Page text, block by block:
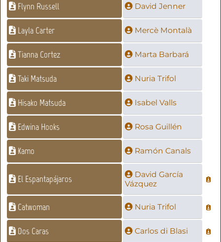
Flynn Russell David Jenner
Layla Carter Mercè Montalà
Tianna Cortez Marta Barbará
Taki Matsuda Nuria Trifol
Hisako Matsuda Isabel Valls
Edwina Hooks Rosa Guillén
Kamo Ramón Canals
El Espantapájaros
David García
Vázquez
Catwoman Nuria Trifol
Dos Caras Carlos di Blasi